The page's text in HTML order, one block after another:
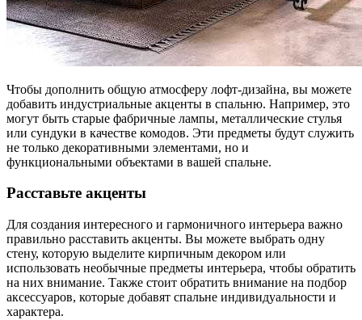
Чтобы дополнить общую атмосферу лофт-дизайна, вы можете
добавить индустриальные акценты в спальню. Например, это
могут быть старые фабричные лампы, металлические стулья
или сундуки в качестве комодов. Эти предметы будут служить
не только декоративными элементами, но и
функциональными объектами в вашей спальне.
Расставьте акценты
Для создания интересного и гармоничного интерьера важно
правильно расставить акценты. Вы можете выбрать одну
стену, которую выделите кирпичным декором или
использовать необычные предметы интерьера, чтобы обратить
на них внимание. Также стоит обратить внимание на подбор
аксессуаров, которые добавят спальне индивидуальности и
характера.